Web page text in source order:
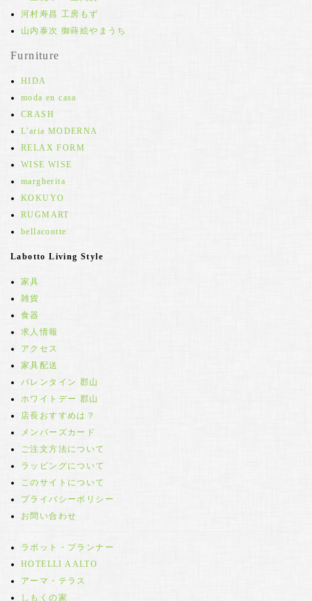
河村寿昌 工房もず
山内泰次 御蒔絵やまうち
Furniture
HIDA
moda en casa
CRASH
L'aria MODERNA
RELAX FORM
WISE WISE
margherita
KOKUYO
RUGMART
bellacontte
Labotto Living Style
家具
雑貨
食器
求人情報
アクセス
家具配送
バレンタイン 郡山
ホワイトデー 郡山
店長おすすめは？
メンバーズカード
ご注文方法について
ラッピングについて
このサイトについて
プライバシーポリシー
お問い合わせ
ラボット・プランナー
HOTELLI AALTO
アーマ・テラス
しもくの家